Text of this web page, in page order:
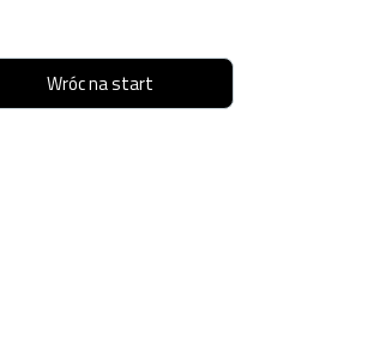
Wróc na start